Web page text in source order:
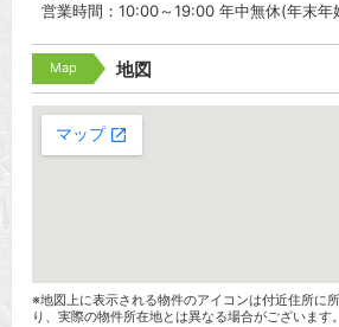
営業時間：10:00～19:00 年中無休(年末年
Map 地図
※地図上に表示される物件のアイコンは付近住所に
り、実際の物件所在地とは異なる場合がございます。